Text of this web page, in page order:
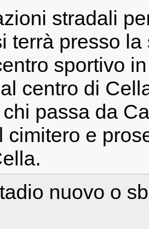
stradali
terrà presso
sportivo
centro di
passa da
cimitero e
nuovo o